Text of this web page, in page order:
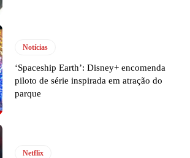
Notícias
‘Spaceship Earth’: Disney+ encomenda
piloto de série inspirada em atração do
parque
Netflix